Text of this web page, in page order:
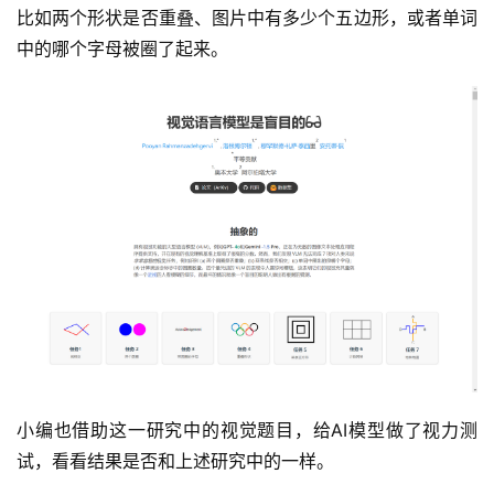
比如两个形状是否重叠、图片中有多少个五边形，或者单词
中的哪个字母被圈了起来。
小编也借助这一研究中的视觉题目，给AI模型做了视力测
试，看看结果是否和上述研究中的一样。